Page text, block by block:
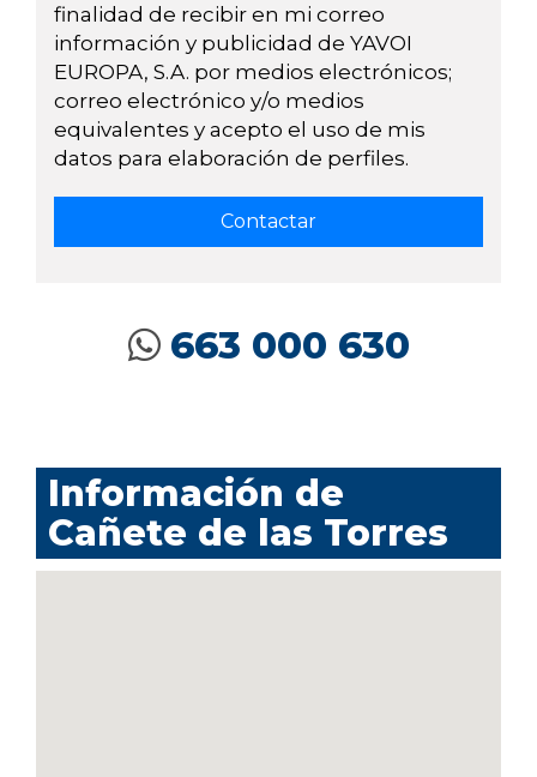
finalidad de recibir en mi correo
información y publicidad de YAVOI
EUROPA, S.A. por medios electrónicos;
correo electrónico y/o medios
equivalentes y acepto el uso de mis
datos para elaboración de perfiles.
663 000 630
Información de
Cañete de las Torres